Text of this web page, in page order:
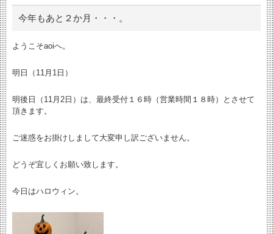
今年もあと２か月・・・。
ようこそaoiへ。
明日（11月1日）
明後日（11月2日）は、最終受付１６時（営業時間１８時）とさせて
頂きます。
ご迷惑をお掛けしまして大変申し訳ございません。
どうぞ宜しくお願い致します。
今日はハロウィン。